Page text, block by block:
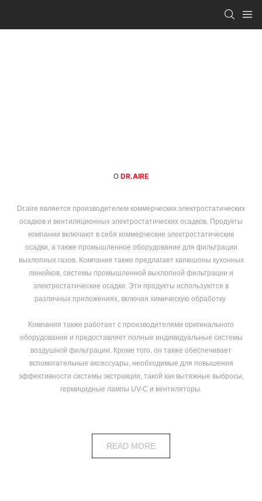
О DR.AIRE
Dr.aire является производителем коммерческих электростатических
осадков и вентиляционных электростатических осадков. Продукты
компании включают в себя коммерческие электростатические
осадки, а также промышленное оборудование для фильтрации
выхлопных газов. Компания также предлагает капюшоны кухонных
линейков, системы промышленной выхлопной фильтрации и
электростатические осадки. Эти продукты используются в
различных приложениях, включая химическую обработку
Компания также работает с производителями оригинального
оборудования и предоставляет полные индивидуальные системы
воздушной фильтрации. Кроме того, он также обеспечивает
вспомогательные аксессуары, необходимые для повышения
эффективности системы экстракции, такой как вытяжные выбросы,
гермицидные лампы UV-C и вентиляторы.
READ MORE